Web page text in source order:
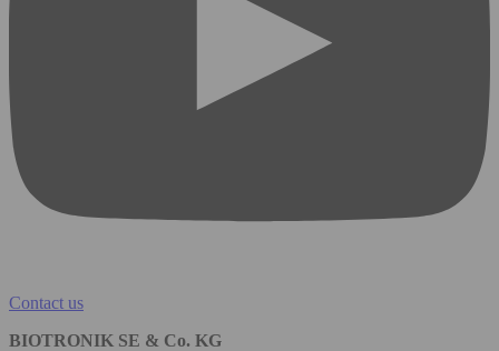
Contact us
BIOTRONIK SE & Co. KG